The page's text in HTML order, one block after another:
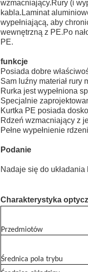
wzmacniający.Rury (i
kabla.Laminat
wypełniającą, aby
wewnętrzną z PE.Po
PE.
funkcje
Posiada dobre
Sam luźny materiał rury
Rurka jest wypełniona
Specjalnie
Kurtka PE posiada
Rdzeń wzmacniający z
Pełne wypełnienie
Podanie
Nadaje się do
Charakterystyka
Przedmiotów
Średnica pola trybu